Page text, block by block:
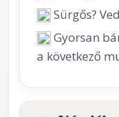
Sürgős?
Gyorsan
a következő